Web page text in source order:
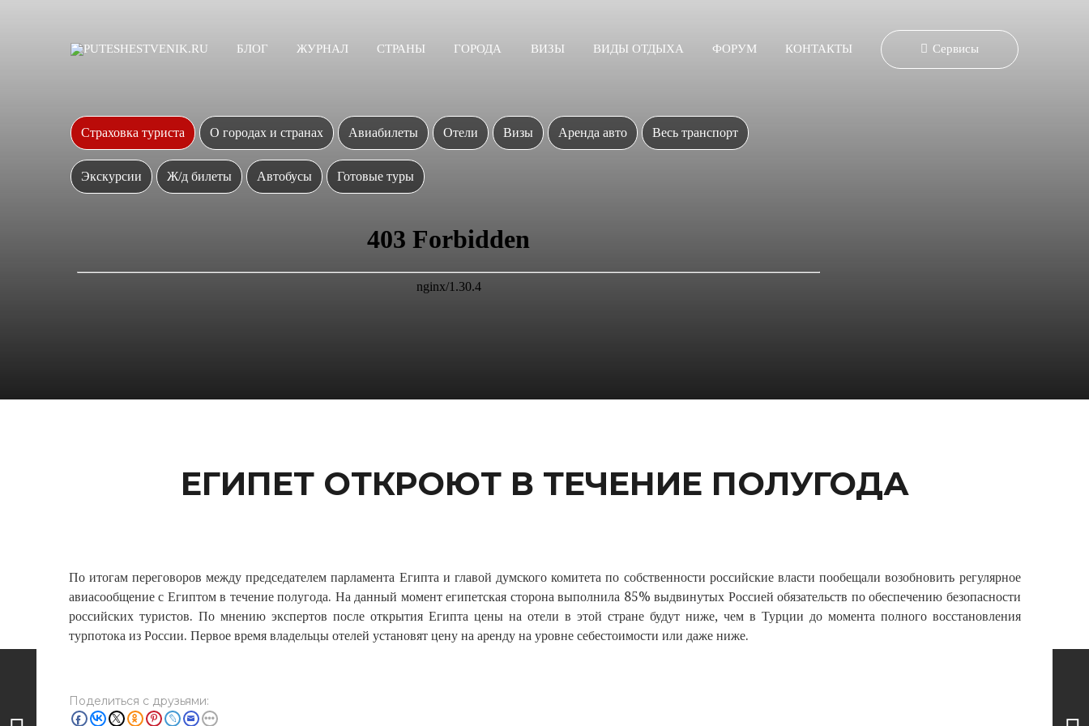
БЛОГ ЖУРНАЛ СТРАНЫ ГОРОДА ВИЗЫ ВИДЫ ОТДЫХА ФОРУМ КОНТАКТЫ Сервисы
Страховка туриста О городах и странах Авиабилеты Отели Визы Аренда авто Весь транспорт
Экскурсии Ж/д билеты Автобусы Готовые туры
ЕГИПЕТ ОТКРОЮТ В ТЕЧЕНИЕ ПОЛУГОДА
По итогам переговоров между председателем парламента Египта и главой думского комитета по собственности российские власти пообещали возобновить регулярное
авиасообщение с Египтом в течение полугода. На данный момент египетская сторона выполнила 85% выдвинутых Россией обязательств по обеспечению безопасности
российских туристов. По мнению экспертов после открытия Египта цены на отели в этой стране будут ниже, чем в Турции до момента полного восстановления
турпотока из России. Первое время владельцы отелей установят цену на аренду на уровне себестоимости или даже ниже.
Поделиться с друзьями: